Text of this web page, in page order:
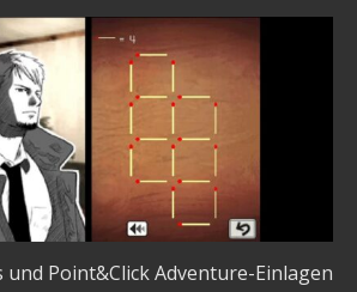
und Point&Click Adventure-Einlagen